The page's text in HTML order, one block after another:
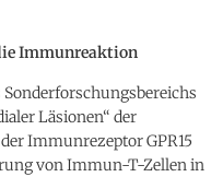
Immunreaktion
Läsionen“ der
Immunrezeptor GPR15
von Immun-T-Zellen in